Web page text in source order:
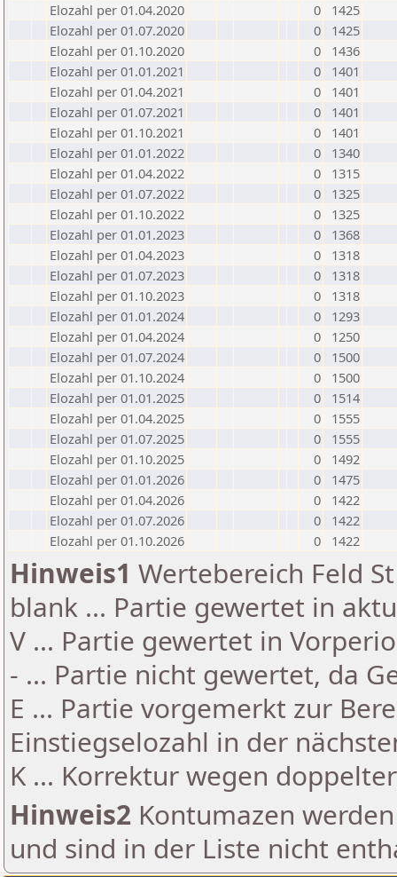
Elozahl per 01.04.2020
0
1425
Elozahl per 01.07.2020
0
1425
Elozahl per 01.10.2020
0
1436
Elozahl per 01.01.2021
0
1401
Elozahl per 01.04.2021
0
1401
Elozahl per 01.07.2021
0
1401
Elozahl per 01.10.2021
0
1401
Elozahl per 01.01.2022
0
1340
Elozahl per 01.04.2022
0
1315
Elozahl per 01.07.2022
0
1325
Elozahl per 01.10.2022
0
1325
Elozahl per 01.01.2023
0
1368
Elozahl per 01.04.2023
0
1318
Elozahl per 01.07.2023
0
1318
Elozahl per 01.10.2023
0
1318
Elozahl per 01.01.2024
0
1293
Elozahl per 01.04.2024
0
1250
Elozahl per 01.07.2024
0
1500
Elozahl per 01.10.2024
0
1500
Elozahl per 01.01.2025
0
1514
Elozahl per 01.04.2025
0
1555
Elozahl per 01.07.2025
0
1555
Elozahl per 01.10.2025
0
1492
Elozahl per 01.01.2026
0
1475
Elozahl per 01.04.2026
0
1422
Elozahl per 01.07.2026
0
1422
Elozahl per 01.10.2026
0 1422
Hinweis1 Wertebereich Feld
blank ... Partie gewertet in
V ... Partie gewertet in
- ... Partie nicht gewertet, da
E ... Partie vorgemerkt zur
Einstiegselozahl in der
K ... Korrektur wegen
Hinweis2 Kontumazen
und sind in der Liste nicht